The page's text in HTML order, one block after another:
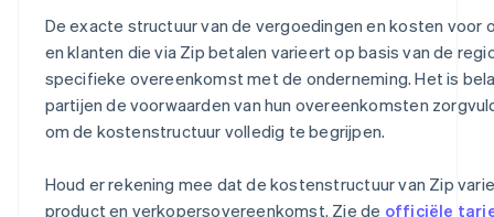
De exacte structuur van de vergoedingen en kosten voor
en klanten die via Zip betalen varieert op basis van de
specifieke overeenkomst met de onderneming. Het is
partijen de voorwaarden van hun overeenkomsten
om de kostenstructuur volledig te begrijpen.
Houd er rekening mee dat de kostenstructuur van Zip
product en verkopersovereenkomst. Zie de officiële